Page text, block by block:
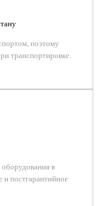
поэтому
транспортировке.
в
и постгарантийное